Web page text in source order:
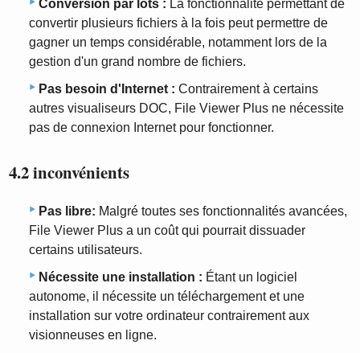
Conversion par lots : La fonctionnalité permettant de
convertir plusieurs fichiers à la fois peut permettre de
gagner un temps considérable, notamment lors de la
gestion d'un grand nombre de fichiers.
Pas besoin d'Internet : Contrairement à certains
autres visualiseurs DOC, File Viewer Plus ne nécessite
pas de connexion Internet pour fonctionner.
4.2 inconvénients
Pas libre: Malgré toutes ses fonctionnalités avancées,
File Viewer Plus a un coût qui pourrait dissuader
certains utilisateurs.
Nécessite une installation : Étant un logiciel
autonome, il nécessite un téléchargement et une
installation sur votre ordinateur contrairement aux
visionneuses en ligne.